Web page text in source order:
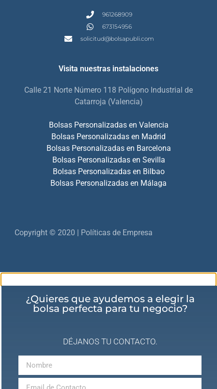
961268909
673154956
solicitud@bolsapubli.com
Visita nuestras instalaciones
Calle 21 Norte Número 118 Polígono Industrial de
Catarroja (Valencia)
Bolsas Personalizadas en Valencia
Bolsas Personalizadas en Madrid
Bolsas Personalizadas en Barcelona
Bolsas Personalizadas en Sevilla
Bolsas Personalizadas en Bilbao
Bolsas Personalizadas en Málaga
Copyright © 2020 | Políticas de Empresa
¿Quieres que ayudemos a elegir la
bolsa perfecta para tu negocio?
DÉJANOS TU CONTACTO.